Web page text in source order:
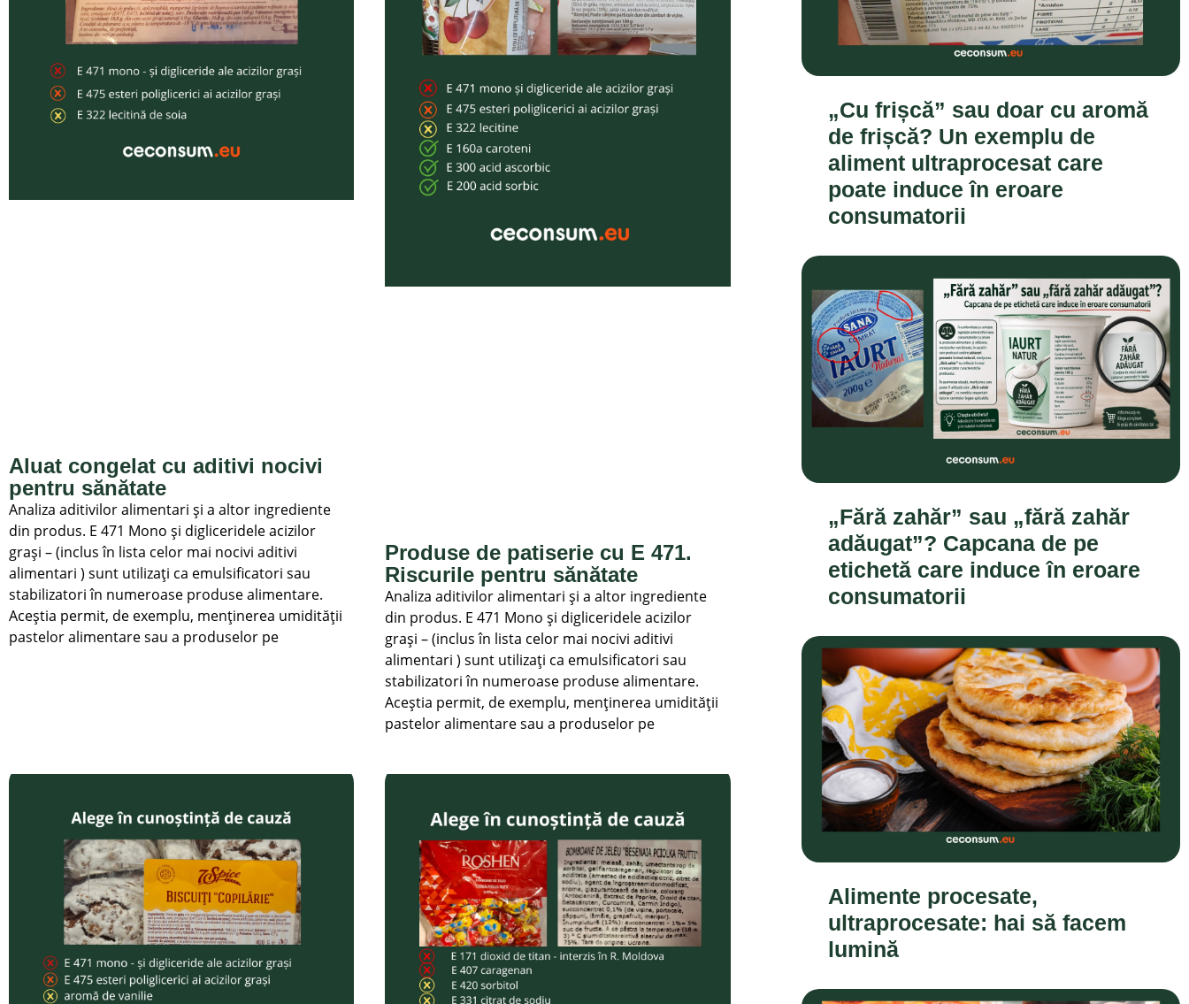
Aluat congelat cu aditivi nocivi
pentru sănătate
Analiza aditivilor alimentari și a altor ingrediente
din produs. E 471 Mono și digliceridele acizilor
grași – (inclus în lista celor mai nocivi aditivi
alimentari ) sunt utilizați ca emulsificatori sau
stabilizatori în numeroase produse alimentare.
Aceștia permit, de exemplu, menținerea umidității
pastelor alimentare sau a produselor pe
Produse de patiserie cu E 471.
Riscurile pentru sănătate
Analiza aditivilor alimentari și a altor ingrediente
din produs. E 471 Mono și digliceridele acizilor
grași – (inclus în lista celor mai nocivi aditivi
alimentari ) sunt utilizați ca emulsificatori sau
stabilizatori în numeroase produse alimentare.
Aceștia permit, de exemplu, menținerea umidității
pastelor alimentare sau a produselor pe
„Cu frișcă” sau doar cu aromă
de frișcă? Un exemplu de
aliment ultraprocesat care
poate induce în eroare
consumatorii
„Fără zahăr” sau „fără zahăr
adăugat”? Capcana de pe
etichetă care induce în eroare
consumatorii
Alimente procesate,
ultraprocesate: hai să facem
lumină